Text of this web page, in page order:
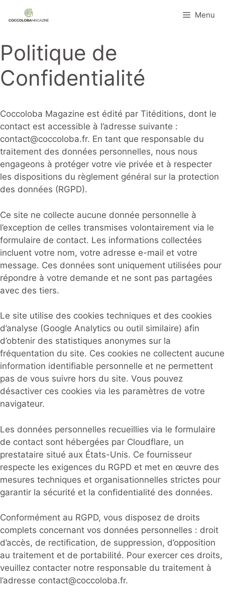
au
Menu
Politique de
Confidentialité
Coccoloba Magazine est édité par Titéditions, dont le
contact est accessible à l’adresse suivante :
contact@coccoloba.fr. En tant que responsable du
traitement des données personnelles, nous nous
engageons à protéger votre vie privée et à respecter
les dispositions du règlement général sur la protection
des données (RGPD).
Ce site ne collecte aucune donnée personnelle à
l’exception de celles transmises volontairement via le
formulaire de contact. Les informations collectées
incluent votre nom, votre adresse e-mail et votre
message. Ces données sont uniquement utilisées pour
répondre à votre demande et ne sont pas partagées
avec des tiers.
Le site utilise des cookies techniques et des cookies
d’analyse (Google Analytics ou outil similaire) afin
d’obtenir des statistiques anonymes sur la
fréquentation du site. Ces cookies ne collectent aucune
information identifiable personnelle et ne permettent
pas de vous suivre hors du site. Vous pouvez
désactiver ces cookies via les paramètres de votre
navigateur.
Les données personnelles recueillies via le formulaire
de contact sont hébergées par Cloudflare, un
prestataire situé aux États-Unis. Ce fournisseur
respecte les exigences du RGPD et met en œuvre des
mesures techniques et organisationnelles strictes pour
garantir la sécurité et la confidentialité des données.
Conformément au RGPD, vous disposez de droits
complets concernant vos données personnelles : droit
d’accès, de rectification, de suppression, d’opposition
au traitement et de portabilité. Pour exercer ces droits,
veuillez contacter notre responsable du traitement à
l’adresse contact@coccoloba.fr.